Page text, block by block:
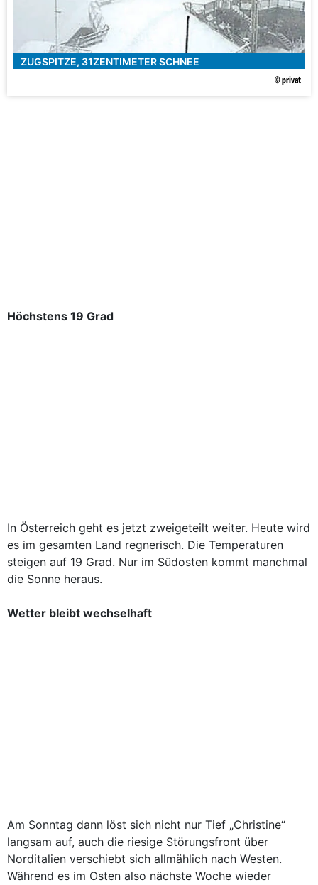
ZUGSPITZE, 31ZENTIMETER SCHNEE
© privat
Höchstens 19 Grad
In Österreich geht es jetzt zweigeteilt weiter. Heute wird
es im gesamten Land regnerisch. Die Temperaturen
steigen auf 19 Grad. Nur im Südosten kommt manchmal
die Sonne heraus.
Wetter bleibt wechselhaft
Am Sonntag dann löst sich nicht nur Tief „Christine“
langsam auf, auch die riesige Störungsfront über
Norditalien verschiebt sich allmählich nach Westen.
Während es im Osten also nächste Woche wieder